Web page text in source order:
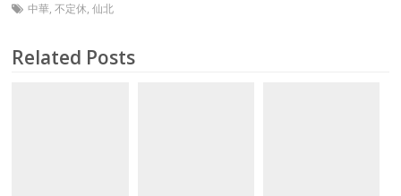
中華,不定休,仙北
Related Posts